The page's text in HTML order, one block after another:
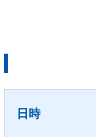
日時